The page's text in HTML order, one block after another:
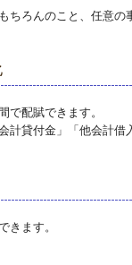
ろんのこと、任意の
で配賦できます。
貸付金」「他会計借
きます。